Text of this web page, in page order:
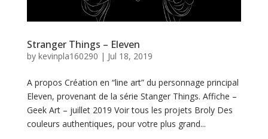
e
s
P
o
r
Stranger Things – Eleven
by kevinpla160290 | Jul 18, 2019
A propos Création en “line art” du personnage principal
Eleven, provenant de la série Stanger Things. Affiche –
Geek Art – juillet 2019 Voir tous les projets Broly Des
couleurs authentiques, pour votre plus grand...